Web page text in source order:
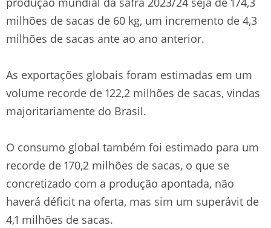
milhões de sacas de 60 kg, um incremento de 4,3
milhões de sacas ante ao ano anterior.
As exportações globais foram estimadas em um
volume recorde de 122,2 milhões de sacas, vindas
majoritariamente do Brasil.
O consumo global também foi estimado para um
recorde de 170,2 milhões de sacas, o que se
concretizado com a produção apontada, não
haverá déficit na oferta, mas sim um superávit de
4,1 milhões de sacas.